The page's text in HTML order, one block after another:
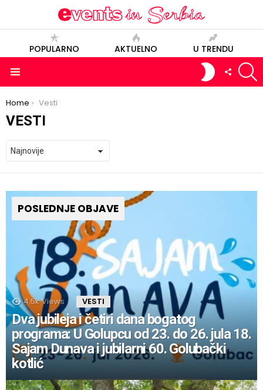
POPULARNO AKTUELNO U TRENDU
SWITCH
SKIN
FOLLOW
US
You are here:
Home Vesti
VESTI
POSLEDNJE OBJAVE
4.5k Views VESTI
Dva jubileja i četiri dana bogatog
programa: U Golupcu od 23. do 26. jula 18.
Sajam Dunava i jubilarni 60. Golubački
kotlić